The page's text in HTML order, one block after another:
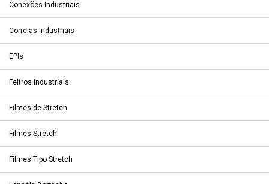
Conexões Industriais
Correias Industriais
EPIs
Feltros Industriais
Filmes de Stretch
Filmes Stretch
Filmes Tipo Stretch